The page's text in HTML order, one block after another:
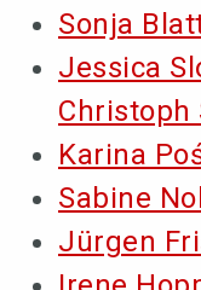
Sonja
Jessica
Christoph
Karina
Sabine Noll
Jürgen